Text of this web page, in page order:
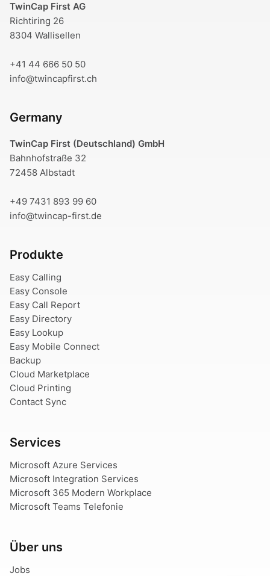
TwinCap First AG
Richtiring 26
8304 Wallisellen
+41 44 666 50 50
info@twincapfirst.ch
Germany
TwinCap First (Deutschland) GmbH
Bahnhofstraße 32
72458 Albstadt
+49 7431 893 99 60
info@twincap-first.de
Produkte
Easy Calling
Easy Console
Easy Call Report
Easy Directory
Easy Lookup
Easy Mobile Connect
Backup
Cloud Marketplace
Cloud Printing
Contact Sync
Services
Microsoft Azure Services
Microsoft Integration Services
Microsoft 365 Modern Workplace
Microsoft Teams Telefonie
Über uns
Jobs